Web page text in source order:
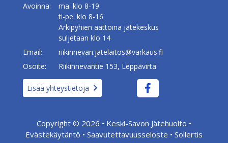
Avoinna:
ma: klo 8-19
ti-pe: klo 8-16
Arkipyhien aattoina jätekeskus
suljetaan klo 14
Email:
riikinnevan.jatelaitos@varkaus.fi
Osoite:
Riikinnevantie 153, Leppävirta
Lisää yhteystietoja
Copyright © 2026 • Keski-Savon Jätehuolto •
Evästekäytäntö • Saavutettavuusseloste • Sollertis